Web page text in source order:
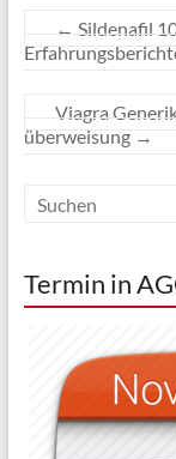
← Sildenafil
Viagra
überweisung →
Termin in